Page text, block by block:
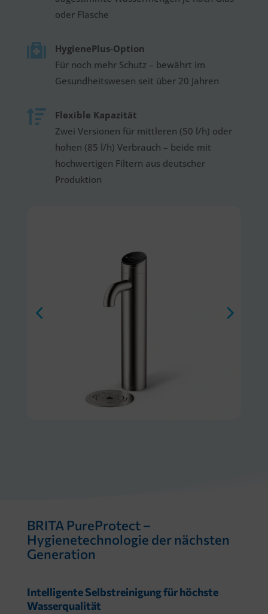
oder Flasche

HygienePlus-Option
Für noch mehr Schutz – bewährt im
Gesundheitswesen seit über 20 Jahren

Flexible Kapazität
Zwei Versionen für mittleren (50 l/h) oder
hohen (85 l/h) Verbrauch – beide mit
hochwertigen Filtern aus deutscher
Produktion
BRITA PureProtect –
Hygienetechnologie der nächsten
Generation
Intelligente Selbstreinigung für höchste
Wasserqualität